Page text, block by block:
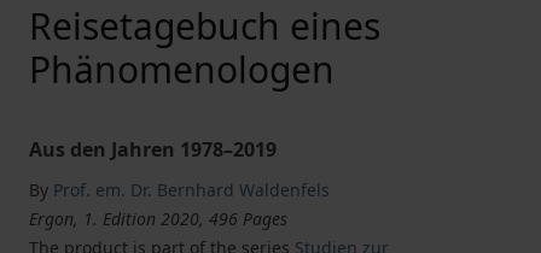
Reisetagebuch eines
Phänomenologen
Aus den Jahren 1978–2019
By Prof. em. Dr. Bernhard Waldenfels
Ergon, 1. Edition 2020, 496 Pages
The product is part of the series Studien zur